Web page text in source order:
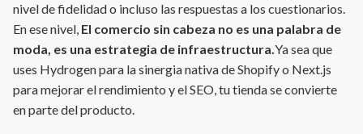
nivel de fidelidad o incluso las respuestas a los cuestionarios.
En ese nivel, El comercio sin cabeza no es una palabra de
moda, es una estrategia de infraestructura.Ya sea que
uses Hydrogen para la sinergia nativa de Shopify o Next.js
para mejorar el rendimiento y el SEO, tu tienda se convierte
en parte del producto.